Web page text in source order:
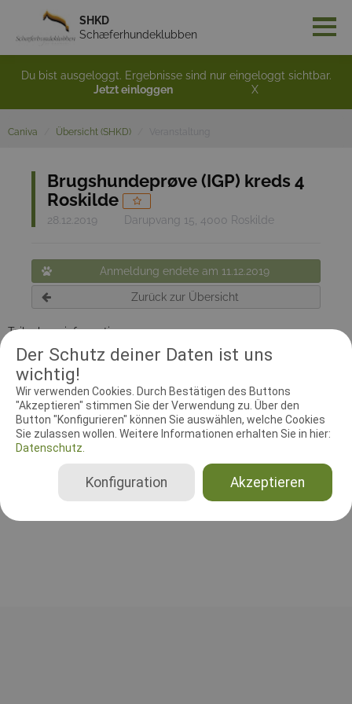
Der Schutz deiner Daten ist uns
wichtig!
Wir verwenden Cookies. Durch Bestätigen des Buttons
"Akzeptieren" stimmen Sie der Verwendung zu. Über den
Button "Konfigurieren" können Sie auswählen, welche Cookies
Sie zulassen wollen. Weitere Informationen erhalten Sie in hier:
Datenschutz.
Akzeptieren
Konfiguration
SHKD
Schæferhundeklubben
Du bist ausgeloggt. Ergebnisse sind nur eingeloggt sichtbar.
Jetzt einloggen
X
Caniva Übersicht (SHKD)
Brugshundeprøve (IGP) kreds 4
Roskilde
28.12.2019 Darupvang 15, 4000 Roskilde
Anmeldung endete am 11.12.2019
Zurück zur Übersicht
Teilnehmerinformation:
Prøvestart kl. 9
RICHTER UND HELFER
Peter Maltha Larsen
Dänemark